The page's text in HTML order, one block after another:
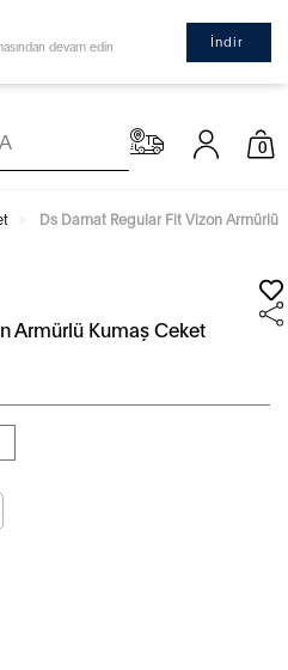
devam edin İndir
0
Ds Damat Regular Fit Vizon Armürlü
Armürlü Kumaş Ceket